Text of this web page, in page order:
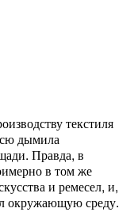
текстиля
дымила
Правда, в
в том же
и ремесел, и,
окружающую среду.